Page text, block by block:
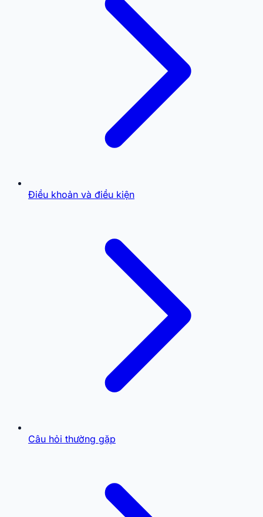
Điều khoản và điều kiện
Câu hỏi thường gặp